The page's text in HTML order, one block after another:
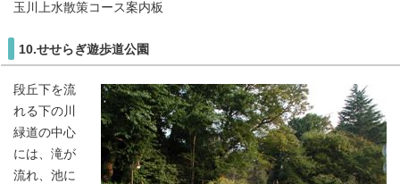
玉川上水散策コース案内板
10.せせらぎ遊歩道公園
段丘下を流
れる下の川
緑道の中心
には、滝が
流れ、池に